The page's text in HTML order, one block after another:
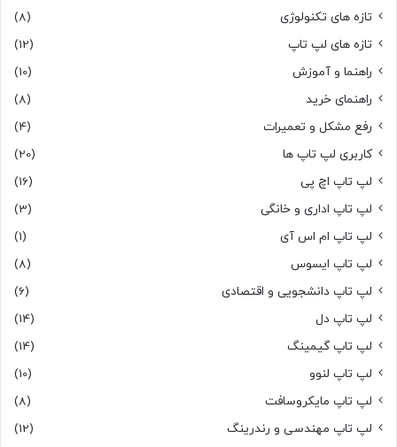
تازه های تکنولوژی
(8)
تازه های لپ تاپ
(12)
راهنما و آموزش
(10)
راهنمای خرید
(8)
رفع مشکل و تعمیرات
(4)
کاربری لپ تاپ ها
(20)
لپ تاپ اچ پی
(16)
لپ تاپ اداری و خانگی
(3)
لپ تاپ ام اس آی
(1)
لپ تاپ ایسوس
(8)
لپ تاپ دانشجویی و اقتصادی
(6)
لپ تاپ دل
(14)
لپ تاپ گیمینگ
(14)
لپ تاپ لنوو
(10)
لپ تاپ مایکروسافت
(8)
لپ تاپ مهندسی و رندرینگ
(12)